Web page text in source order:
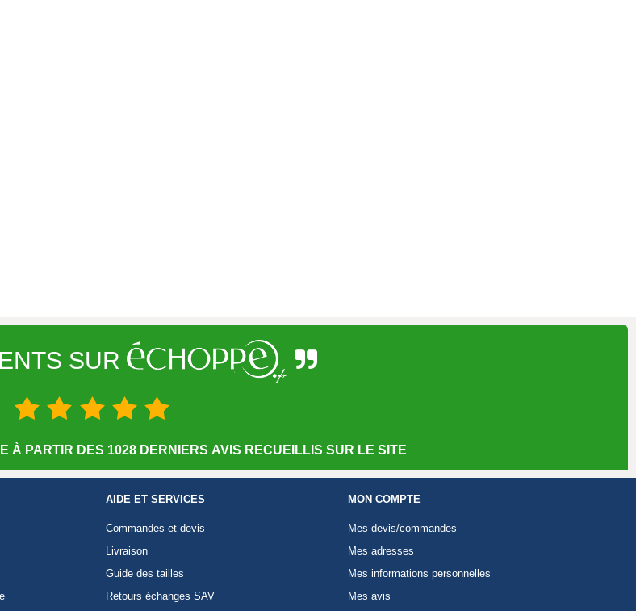
SUR
À PARTIR DES 1028 DERNIERS AVIS RECUEILLIS SUR LE SITE
AIDE ET SERVICES
Commandes et devis
Livraison
Guide des tailles
Retours échanges SAV
MON COMPTE
Mes devis/commandes
Mes adresses
Mes informations personnelles
Mes avis